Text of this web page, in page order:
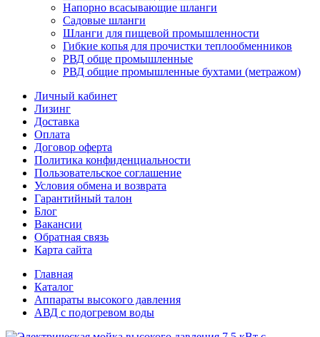
Напорно всасывающие шланги
Садовые шланги
Шланги для пищевой промышленности
Гибкие копья для прочистки теплообменников
РВД обще промышленные
РВД общие промышленные бухтами (метражом)
Личный кабинет
Лизинг
Доставка
Оплата
Договор оферта
Политика конфиденциальности
Пользовательское соглашение
Условия обмена и возврата
Гарантийный талон
Блог
Вакансии
Обратная связь
Карта сайта
Главная
Каталог
Аппараты высокого давления
АВД с подогревом воды